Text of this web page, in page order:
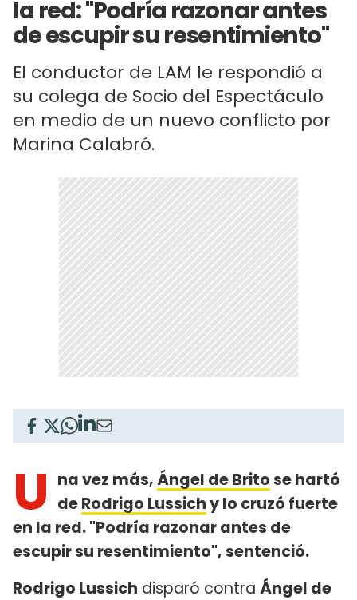
la red: "Podría razonar antes
de escupir su resentimiento"
El conductor de LAM le respondió a
su colega de Socio del Espectáculo
en medio de un nuevo conflicto por
Marina Calabró.
U na vez más,Ángel de Britose hartó
deRodrigo Lussichy lo cruzó fuerte
en la red. "Podría razonar antes de
escupir su resentimiento", sentenció.
Rodrigo Lussich disparó contra Ángel de